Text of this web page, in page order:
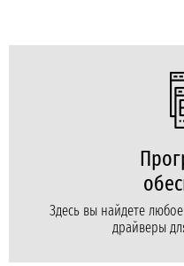
Здесь вы найдете
драйверы